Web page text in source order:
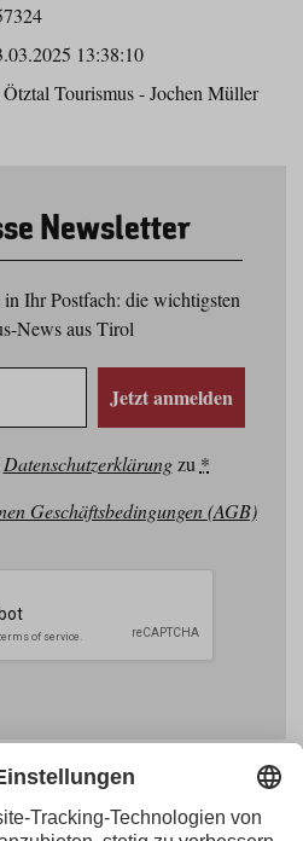
13:38:10
Tourismus - Jochen Müller
Newsletter
Ihr Postfach: die wichtigsten
News aus Tirol
Jetzt anmelden
Datenschutzerklärungzu *
Geschäftsbedingungen (AGB)
Instagram